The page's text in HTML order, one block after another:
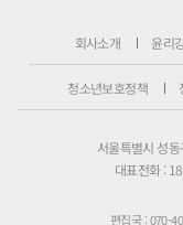
회사소개 윤리
청소년보호정책
서울특별시 성
대표전화 :
편집국 : 070-